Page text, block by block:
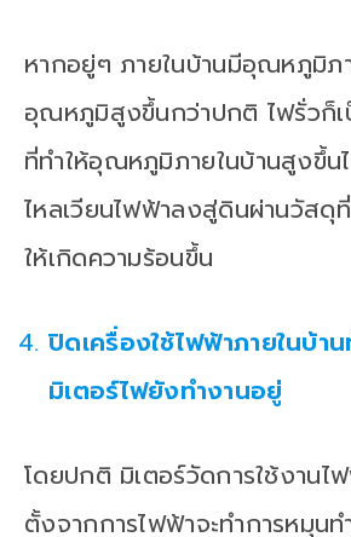
หากอยู่ๆ ภายในบ้านมีอุณหภูมิภ
อุณหภูมิสูงขึ้นกว่าปกติ ไฟรั่วก็เ
ที่ทำให้อุณหภูมิภายในบ้านสูงขึ้น
ไหลเวียนไฟฟ้าลงสู่ดินผ่านวัสดุ
ให้เกิดความร้อนขึ้น
ปิดเครื่องใช้ไฟฟ้าภายในบ้า
มิเตอร์ไฟยังทำงานอยู่
โดยปกติ มิเตอร์วัดการใช้งานไ
ตั้งจากการไฟฟ้าจะทำการหมุนท